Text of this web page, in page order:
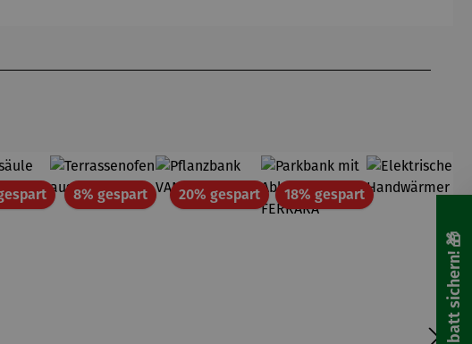
Rabatt8% gespartRabatt20% gespartRabatt18% gespartRabatt
🎁 Rabatt sichern! 🎁